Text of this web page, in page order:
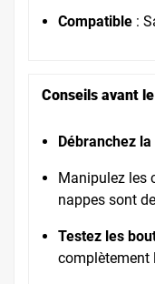
Compatible :
Conseils avant
Débranchez
Manipulez les
nappes sont
Testez les
complètement